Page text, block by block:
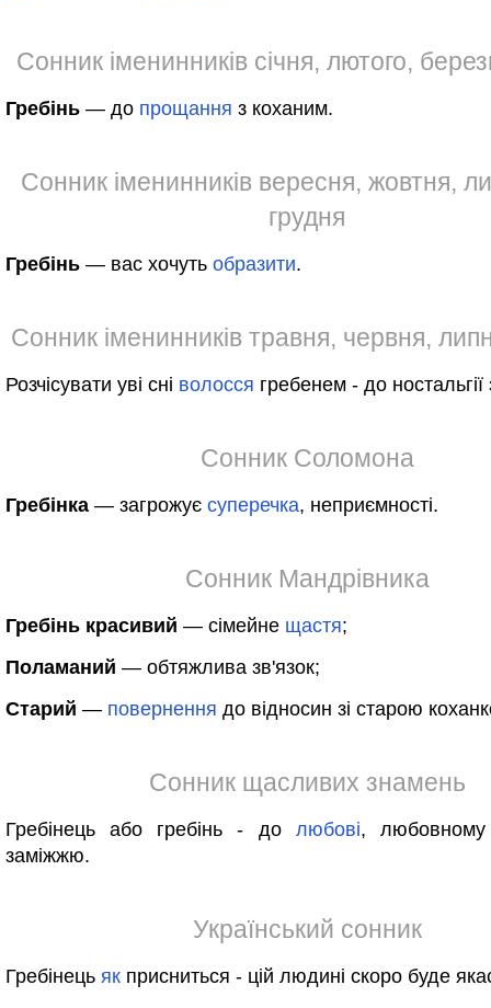
Сонник іменинників січня, лютого,
Гребінь — до прощання з коханим.
Сонник іменинників вересня, жовтня,
грудня
Гребінь — вас хочуть образити.
Сонник іменинників травня, червня,
Розчісувати уві сні волосся гребенем - до
Сонник Соломона
Гребінка — загрожує суперечка, неприємності.
Сонник Мандрівника
Гребінь красивий — сімейне щастя;
Поламаний — обтяжлива зв'язок;
Старий — повернення до відносин зі старою
Сонник щасливих знамень
Гребінець або гребінь - до любові, любовному
заміжжю.
Український сонник
Гребінець як присниться - цій людині скоро буде